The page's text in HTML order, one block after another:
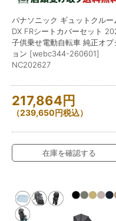
パナソニック ギュットクルー
DX FRシートカバーセット
子供乗せ電動自転車 純正オプ
ョン [webc344-260601]
NC202627
217,864円
（239,650円税込）
在庫を確認する